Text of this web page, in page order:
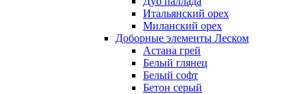
Итальянский орех
Миланский орех
Доборные элементы Леском
Астана грей
Белый глянец
Белый софт
Бетон серый